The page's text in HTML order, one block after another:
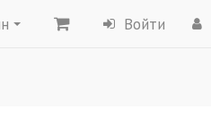
Войти